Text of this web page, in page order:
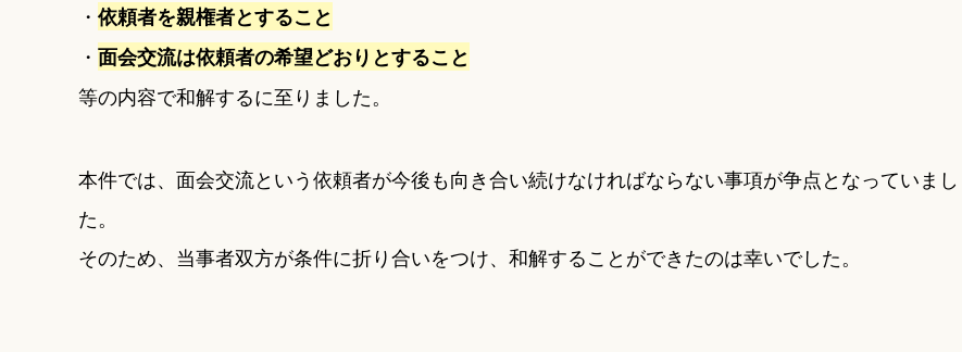
・ 依頼者を親権者とすること
・ 面会交流は依頼者の希望どおりとすること
等の内容で和解するに至りました。
本件では、面会交流という依頼者が今後も向き合い続けなければならない事項が争点となっていまし
た。
そのため、当事者双方が条件に折り合いをつけ、和解することができたのは幸いでした。